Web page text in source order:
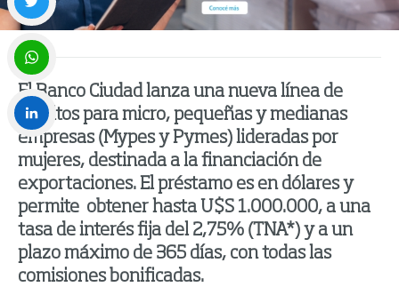
ElBanco Ciudad lanza una nueva línea de
créditospara micro, pequeñas y medianas
empresas (Mypes y Pymes) lideradas por
mujeres, destinada a la financiación de
exportaciones. El préstamo es en dólares y
permite obtener hasta U$S 1.000.000, a una
tasa de interésfija del 2,75% (TNA*) ya un
plazo máximo de 365 días, con todas las
comisiones bonificadas.
Twitter
WhatsApp
LinkedIn